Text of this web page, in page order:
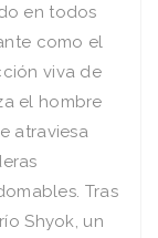
en todos
como el
viva de
el hombre
atraviesa
Tras
Shyok, un